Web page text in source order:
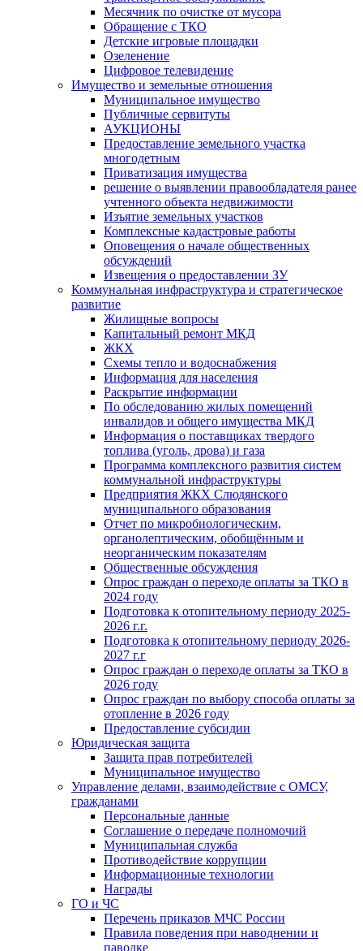
Месячник по очистке от мусора
Обращение с ТКО
Детские игровые площадки
Озеленение
Цифровое телевидение
Имущество и земельные отношения
Муниципальное имущество
Публичные сервитуты
АУКЦИОНЫ
Предоставление земельного участка
многодетным
Приватизация имущества
решение о выявлении правообладателя ранее
учтенного объекта недвижимости
Изъятие земельных участков
Комплексные кадастровые работы
Оповещения о начале общественных
обсуждений
Извещения о предоставлении ЗУ
Коммунальная инфраструктура и стратегическое
развитие
Жилищные вопросы
Капитальный ремонт МКД
ЖКХ
Схемы тепло и водоснабжения
Информация для населения
Раскрытие информации
По обследованию жилых помещений
инвалидов и общего имущества МКД
Информация о поставщиках твердого
топлива (уголь, дрова) и газа
Программа комплексного развития систем
коммунальной инфраструктуры
Предприятия ЖКХ Слюдянского
муниципального образования
Отчет по микробиологическим,
органолептическим, обобщённым и
неорганическим показателям
Общественные обсуждения
Опрос граждан о переходе оплаты за ТКО в
2024 году
Подготовка к отопительному периоду 2025-
2026 г.г.
Подготовка к отопительному периоду 2026-
2027 г.г
Опрос граждан о переходе оплаты за ТКО в
2026 году
Опрос граждан по выбору способа оплаты за
отопление в 2026 году
Предоставление субсидии
Юридическая защита
Защита прав потребителей
Муниципальное имущество
Управление делами, взаимодействие с ОМСУ,
гражданами
Персональные данные
Соглашение о передаче полномочий
Муниципальная служба
Противодействие коррупции
Информационные технологии
Награды
ГО и ЧС
Перечень приказов МЧС России
Правила поведения при наводнении и
паводке